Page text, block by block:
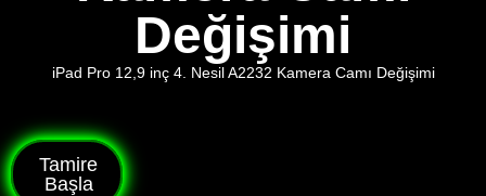
Değişimi
iPad Pro 12,9 inç 4. Nesil A2232 Kamera Camı Değişimi
Tamire
Başla